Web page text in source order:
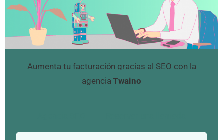
Aumenta tu facturación gracias al SEO con la
agencia Twaino